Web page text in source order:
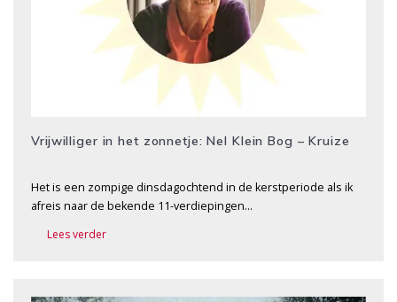
Vrijwilliger in het zonnetje: Nel Klein Bog – Kruize
Het is een zompige dinsdagochtend in de kerstperiode als ik
afreis naar de bekende 11-verdiepingen…
Lees verder